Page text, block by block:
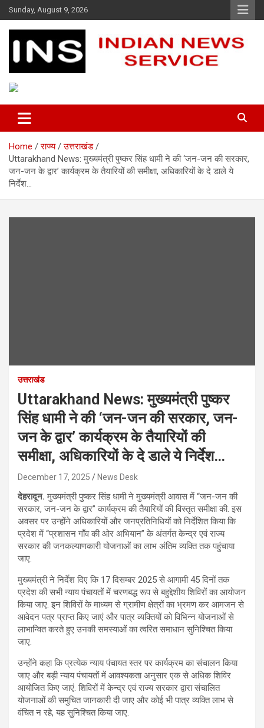
Skip
to
content
Sunday, August 9, 2026
Indian News Service
Home राज्य
उत्तराखंड
Uttarakhand News: मुख्यमंत्री पुष्कर सिंह धामी ने की ‘जन-जन की सरकार,
जन-जन के द्वार’ कार्यक्रम के तैयारियों की समीक्षा, अधिकारियों के दे डाले ये
निर्देश…
उत्तराखंड
Uttarakhand News: मुख्यमंत्री पुष्कर
सिंह धामी ने की ‘जन-जन की सरकार, जन-
जन के द्वार’ कार्यक्रम के तैयारियों की
समीक्षा, अधिकारियों के दे डाले ये निर्देश…
December 17, 2025 News Desk
देहरादून. मुख्यमंत्री पुष्कर सिंह धामी ने मुख्यमंत्री आवास में “जन-जन की
सरकार, जन-जन के द्वार” कार्यक्रम की तैयारियों की विस्तृत समीक्षा की. इस
अवसर पर उन्होंने अधिकारियों और जनप्रतिनिधियों को निर्देशित किया कि
प्रदेश में “प्रशासन गाँव की ओर अभियान” के अंतर्गत केन्द्र एवं राज्य
सरकार की जनकल्याणकारी योजनाओं का लाभ अंतिम व्यक्ति तक पहुंचाया
जाए.
मुख्यमंत्री ने निर्देश दिए कि 17 दिसम्बर 2025 से आगामी 45 दिनों तक
प्रदेश की सभी न्याय पंचायतों में चरणबद्ध रूप से बहुद्देशीय शिविरों का आयोजन
किया जाए. इन शिविरों के माध्यम से ग्रामीण क्षेत्रों का भ्रमण कर आमजन से
आवेदन पत्र प्राप्त किए जाएं और पात्र व्यक्तियों को विभिन्न योजनाओं से
लाभान्वित करते हुए उनकी समस्याओं का त्वरित समाधान सुनिश्चित किया
जाए.
उन्होंने कहा कि प्रत्येक न्याय पंचायत स्तर पर कार्यक्रम का संचालन किया
जाए और बड़ी न्याय पंचायतों में आवश्यकता अनुसार एक से अधिक शिविर
आयोजित किए जाएं. शिविरों में केन्द्र एवं राज्य सरकार द्वारा संचालित
योजनाओं की समुचित जानकारी दी जाए और कोई भी पात्र व्यक्ति लाभ से
वंचित न रहे, यह सुनिश्चित किया जाए.